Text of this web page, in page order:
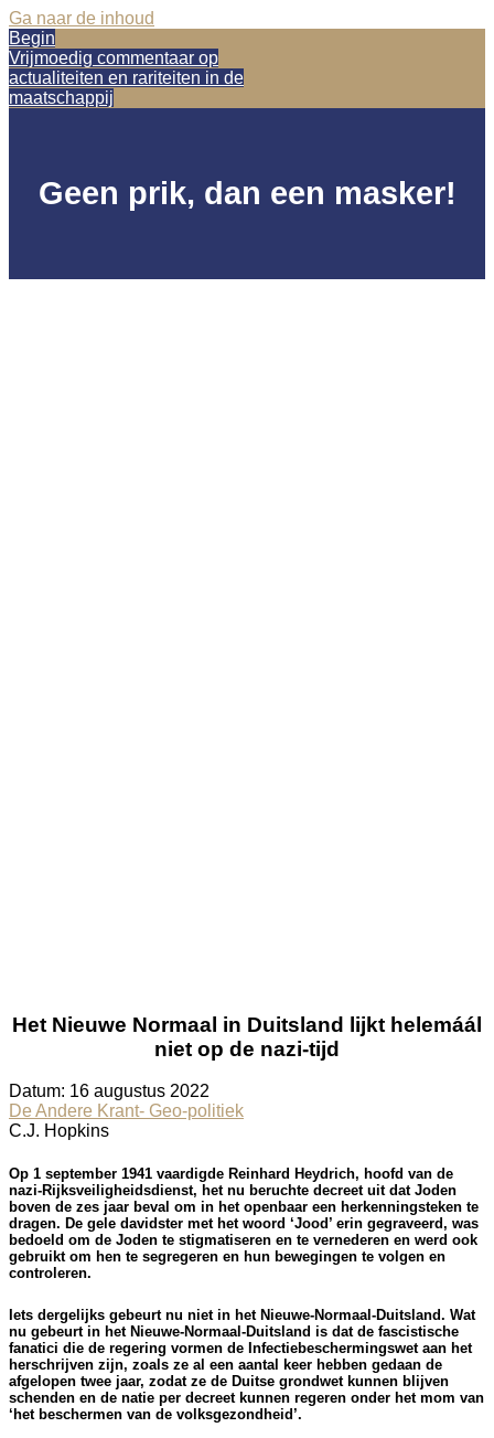
Ga naar de inhoud
Begin
Vrijmoedig commentaar op
actualiteiten en rariteiten in de
maatschappij
Geen prik, dan een masker!
Het Nieuwe Normaal in Duitsland lijkt helemáál
niet op de nazi-tijd
Datum: 16 augustus 2022
De Andere Krant- Geo-politiek
C.J. Hopkins
Op 1 september 1941 vaardigde Reinhard Heydrich, hoofd van de
nazi-Rijksveiligheidsdienst, het nu beruchte decreet uit dat Joden
boven de zes jaar beval om in het openbaar een herkenningsteken te
dragen. De gele davidster met het woord ‘Jood’ erin gegraveerd, was
bedoeld om de Joden te stigmatiseren en te vernederen en werd ook
gebruikt om hen te segregeren en hun bewegingen te volgen en
controleren.
Iets dergelijks gebeurt nu niet in het Nieuwe-Normaal-Duitsland. Wat
nu gebeurt in het Nieuwe-Normaal-Duitsland is dat de fascistische
fanatici die de regering vormen de Infectiebeschermingswet aan het
herschrijven zijn, zoals ze al een aantal keer hebben gedaan de
afgelopen twee jaar, zodat ze de Duitse grondwet kunnen blijven
schenden en de natie per decreet kunnen regeren onder het mom van
‘het beschermen van de volksgezondheid’.